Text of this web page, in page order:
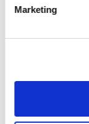
Marketing